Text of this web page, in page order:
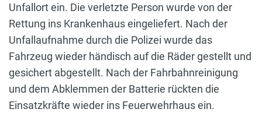
Unfallort ein. Die verletzte Person wurde von der
Rettung ins Krankenhaus eingeliefert. Nach der
Unfallaufnahme durch die Polizei wurde das
Fahrzeug wieder händisch auf die Räder gestellt und
gesichert abgestellt. Nach der Fahrbahnreinigung
und dem Abklemmen der Batterie rückten die
Einsatzkräfte wieder ins Feuerwehrhaus ein.